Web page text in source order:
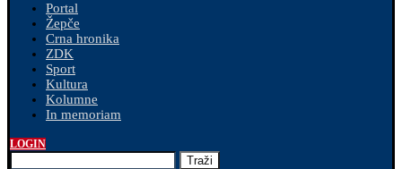
Portal
Žepče
Crna hronika
ZDK
Sport
Kultura
Kolumne
In memoriam
LOGIN
Traži